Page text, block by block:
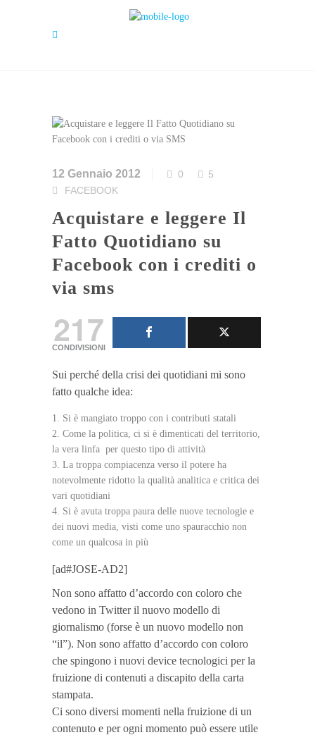
12 Gennaio 2012 0
5
FACEBOOK
Acquistare e leggere Il
Fatto Quotidiano su
Facebook con i crediti o
via sms
217
CONDIVISIONI
Sui perché della crisi dei quotidiani mi sono
fatto qualche idea:
Si è mangiato troppo con i contributi statali
Come la politica, ci si è dimenticati del territorio,
la vera linfa per questo tipo di attività
La troppa compiacenza verso il potere ha
notevolmente ridotto la qualità analitica e critica dei
vari quotidiani
Si è avuta troppa paura delle nuove tecnologie e
dei nuovi media, visti come uno spauracchio non
come un qualcosa in più
[ad#JOSE-AD2]
Non sono affatto d’accordo con coloro che
vedono in Twitter il nuovo modello di
giornalismo (forse è un nuovo modello non
“il”). Non sono affatto d’accordo con coloro
che spingono i nuovi device tecnologici per la
fruizione di contenuti a discapito della carta
stampata.
Ci sono diversi momenti nella fruizione di un
contenuto e per ogni momento può essere utile